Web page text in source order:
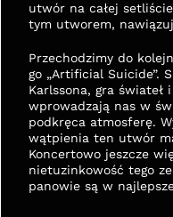
utwór na całej
tym utworem,
Przechodzimy do
go „Artificial Suicide”.
Karlssona, gra świateł
wprowadzają nas w
podkręca atmosferę.
wątpienia ten utwór
Koncertowo jeszcze
nietuzinkowość tego
panowie są w